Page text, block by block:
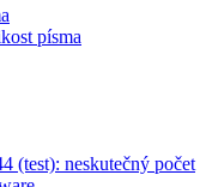
písma